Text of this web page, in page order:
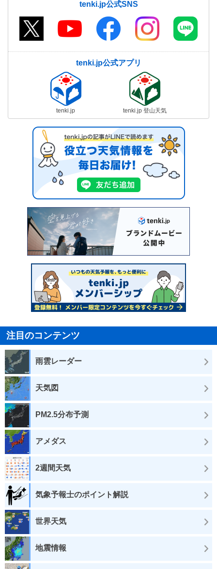
tenki.jp公式SNS
tenki.jp公式アプリ
tenki.jp tenki.jp 登山天気
注目のコンテンツ
雨雲レーダー
天気図
PM2.5分布予測
アメダス
2週間天気
気象予報士のポイント解説
世界天気
地震情報